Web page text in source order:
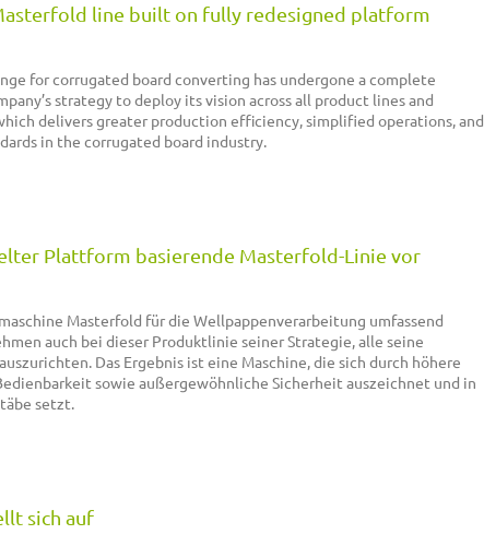
line built on fully redesigned platform
for corrugated board converting has undergone a complete
strategy to deploy its vision across all product lines and
delivers greater production efficiency, simplified operations, and
in the corrugated board industry.
Plattform basierende Masterfold-Linie vor
Masterfold für die Wellpappenverarbeitung umfassend
auch bei dieser Produktlinie seiner Strategie, alle seine
Das Ergebnis ist eine Maschine, die sich durch höhere
sowie außergewöhnliche Sicherheit auszeichnet und in
setzt.
sich auf